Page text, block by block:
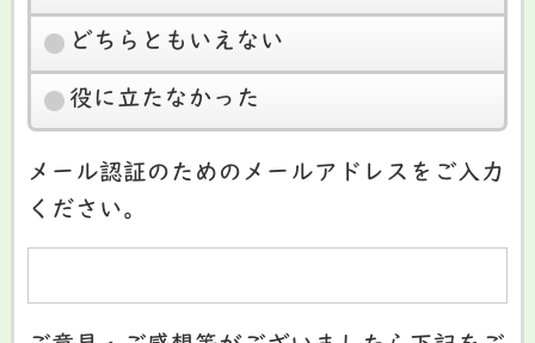
どちらともいえない
役に立たなかった
メール認証のためのメールアドレスをご入力
ください。